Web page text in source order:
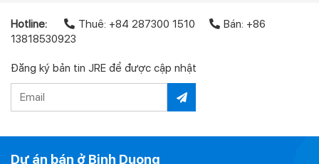
Hotline: Thuê: +84 287300 1510
Bán: +86
13818530923
Đăng ký bản tin JRE để được cập nhật
Dự án bán ở Binh Duong